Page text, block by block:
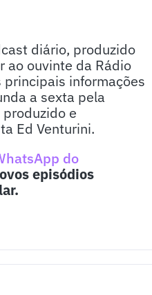
diário, produzido
ao ouvinte da Rádio
informações
a sexta pela
e
Ed Venturini.
do
episódios